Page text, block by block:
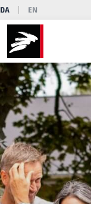
DA EN